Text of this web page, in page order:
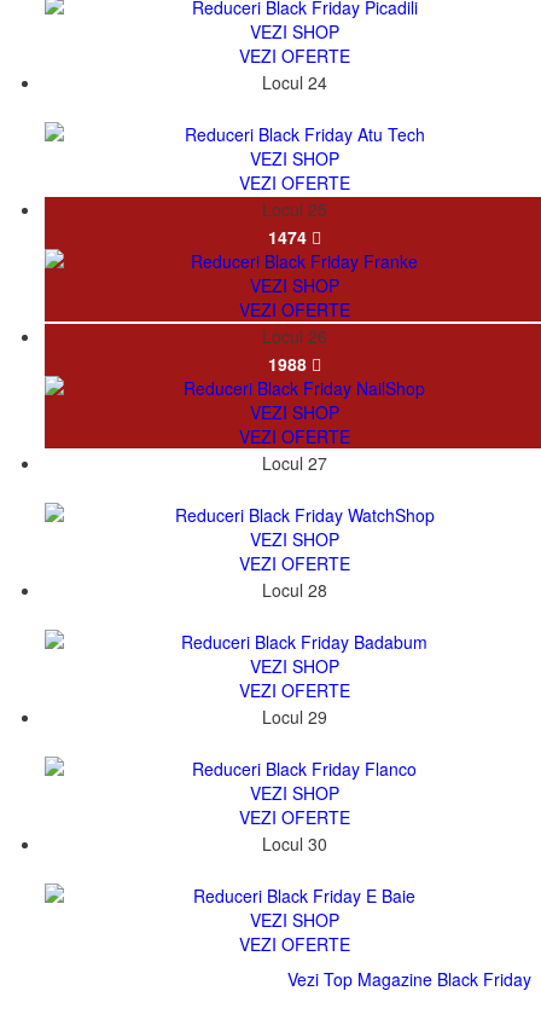
VEZI SHOP
VEZI OFERTE
Locul 24
VEZI SHOP
VEZI OFERTE
Locul 25
1474
VEZI SHOP
VEZI OFERTE
Locul 26
1988
VEZI SHOP
VEZI OFERTE
Locul 27
VEZI SHOP
VEZI OFERTE
Locul 28
VEZI SHOP
VEZI OFERTE
Locul 29
VEZI SHOP
VEZI OFERTE
Locul 30
VEZI SHOP
VEZI OFERTE
Vezi Top Magazine Black Friday